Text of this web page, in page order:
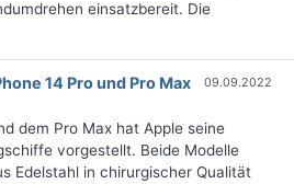
einsatzbereit. Die
14 Pro und Pro Max
09.09.2022
dem Pro Max hat Apple seine
vorgestellt. Beide Modelle
Edelstahl in chirurgischer Qualität